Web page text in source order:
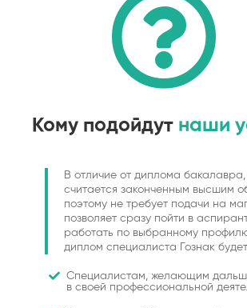
Кому подойдут наши
В отличие от диплома
считается законченным высшим
поэтому не требует подачи на
позволяет сразу пойти в
работать по выбранному
диплом специалиста Гознак
Специалистам, желающим
в своей профессиональной